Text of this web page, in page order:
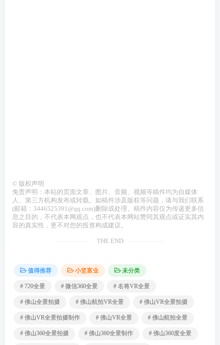
© 版权声明
免责声明：本站的页面文章、图片、音频、视频等稿件均为自媒体
人、第三方机构发布或转载。如稿件涉及版权等问题，请与我们联系
(邮箱：3446525391@qq.com)删除或处理。稿件内容仅为传递更多信
息之目的，不代表本网观点，也不代表本网站赞同其观点或证实其内
容的真实性，更不对您的投资构成建议。
THE END
值得推荐 小坚富业 未分类
# 720全景 # 微信360全景 # 名将VR全景
# 佛山全景拍摄 # 佛山航拍VR全景 # 佛山VR全景拍摄
# 佛山VR全景拍摄制作 # 佛山VR全景 # 佛山航拍全景
# 佛山360全景拍摄 # 佛山360全景制作 # 佛山360度全景